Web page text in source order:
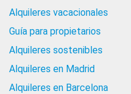
Alquileres vacacionales
Guía para propietarios
Alquileres sostenibles
Alquileres en Madrid
Alquileres en Barcelona